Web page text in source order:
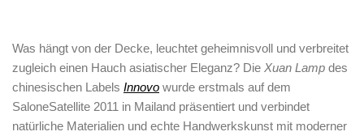
Was hängt von der Decke, leuchtet geheimnisvoll und verbreitet
zugleich einen Hauch asiatischer Eleganz? Die Xuan Lamp des
chinesischen Labels Innovo wurde erstmals auf dem
SaloneSatellite 2011 in Mailand präsentiert und verbindet
natürliche Materialien und echte Handwerkskunst mit moderner